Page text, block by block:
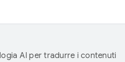
AI per tradurre i contenuti